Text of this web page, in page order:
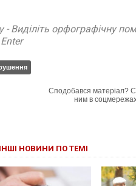
Виділіть орфографічну
Сподобався матеріал?
ним в
ІНШІ НОВИНИ ПО ТЕМІ